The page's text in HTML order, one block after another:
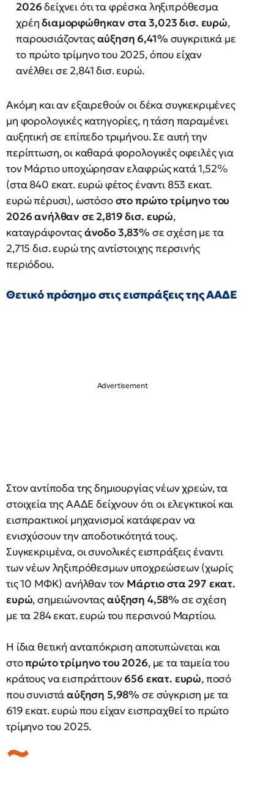
2026δείχνει ότι τα φρέσκα ληξιπρόθεσμα
χρέηδιαμορφώθηκαν στα 3,023 δισ. ευρώ,
παρουσιάζονταςαύξηση 6,41% συγκριτικά με
το πρώτο τρίμηνο του 2025, όπου είχαν
ανέλθει σε 2,841 δισ. ευρώ.
Ακόμη και αν εξαιρεθούν οι δέκα συγκεκριμένες
μη φορολογικές κατηγορίες, η τάση παραμένει
αυξητική σε επίπεδο τριμήνου. Σε αυτή την
περίπτωση, οι καθαρά φορολογικές οφειλές για
τον Μάρτιο υποχώρησαν ελαφρώς κατά 1,52%
(στα 840 εκατ. ευρώ φέτος έναντι 853 εκατ.
ευρώ πέρυσι), ωστόσοστο πρώτο τρίμηνο του
2026 ανήλθαν σε 2,819 δισ. ευρώ,
καταγράφονταςάνοδο 3,83% σε σχέση με τα
2,715 δισ. ευρώ της αντίστοιχης περσινής
περιόδου.
Θετικό πρόσημο στις εισπράξεις της ΑΑΔΕ
Στον αντίποδα της δημιουργίας νέων χρεών, τα
στοιχεία της ΑΑΔΕ δείχνουν ότι οι ελεγκτικοί και
εισπρακτικοί μηχανισμοί κατάφεραν να
ενισχύσουν την αποδοτικότητά τους.
Συγκεκριμένα, οι συνολικές εισπράξεις έναντι
των νέων ληξιπρόθεσμων υποχρεώσεων (χωρίς
τις 10 ΜΦΚ) ανήλθαν τον Μάρτιο στα 297 εκατ.
ευρώ, σημειώνονταςαύξηση 4,58% σε σχέση
με τα 284 εκατ. ευρώ του περσινού Μαρτίου.
Η ίδια θετική ανταπόκριση αποτυπώνεται και
στοπρώτο τρίμηνο του 2026, με τα ταμεία του
κράτους να εισπράττουν656 εκατ. ευρώ, ποσό
που συνιστάαύξηση 5,98% σε σύγκριση με τα
619 εκατ. ευρώ που είχαν εισπραχθεί το πρώτο
τρίμηνο του 2025.